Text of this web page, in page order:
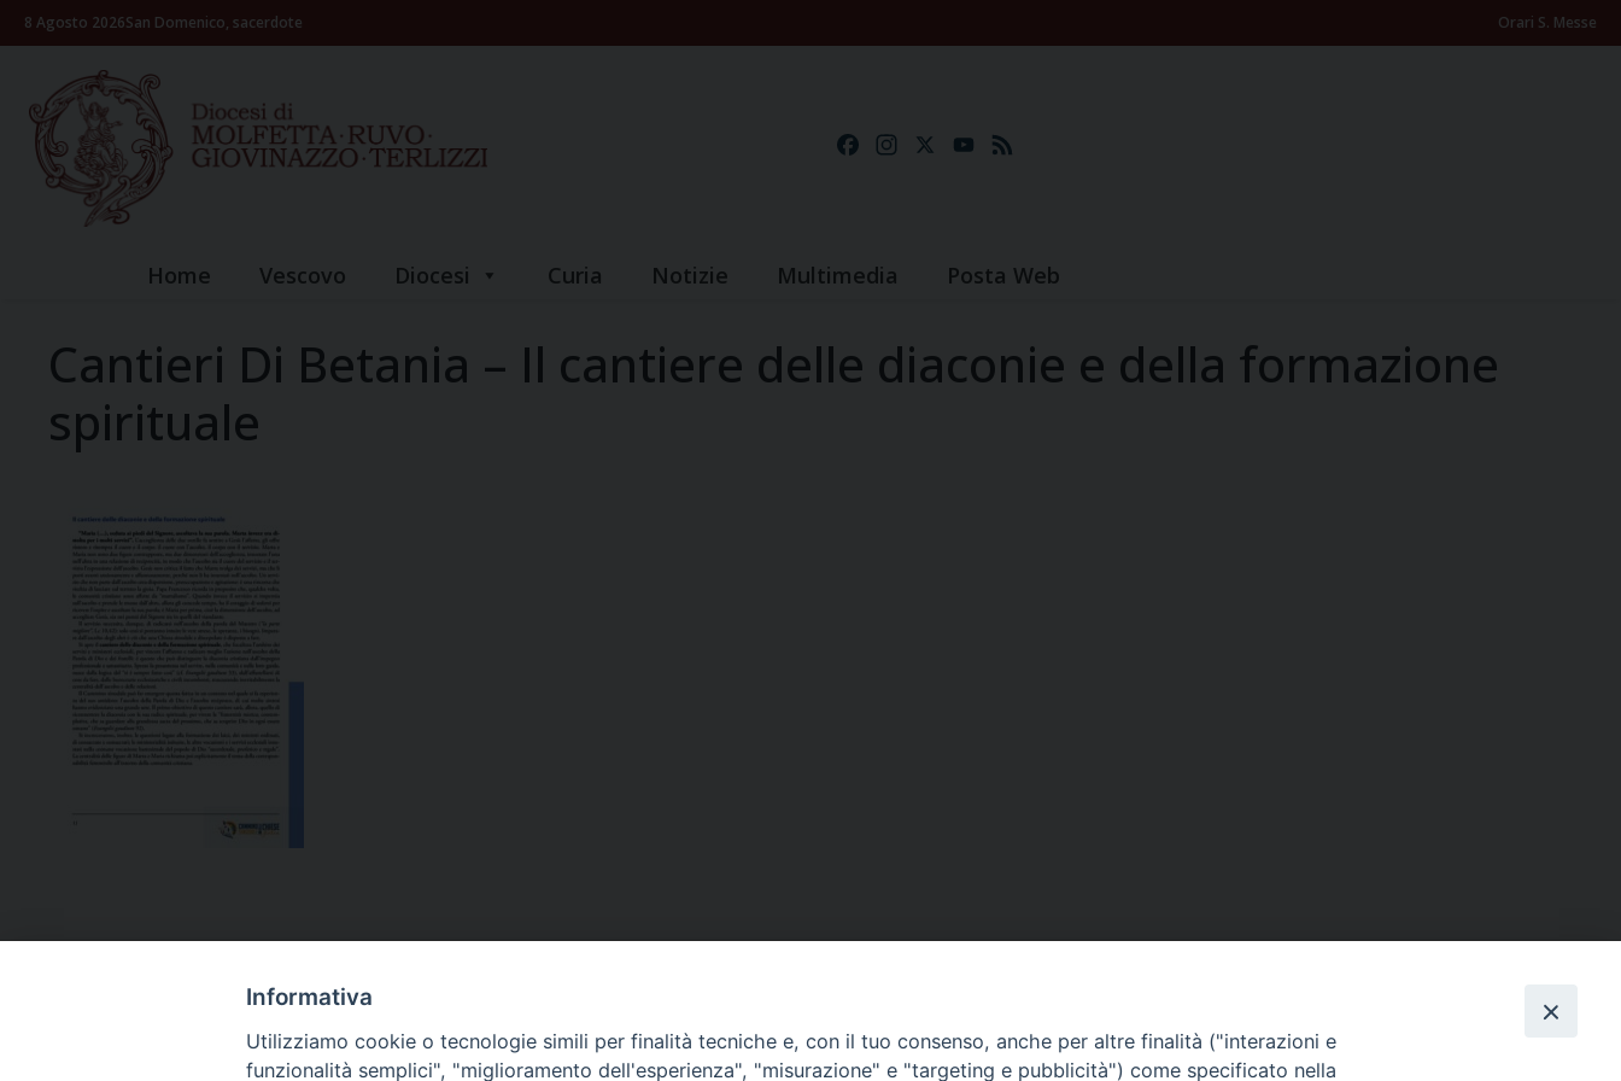
Skip8 Agosto 2026San Domenico, sacerdote Orari S. Messe
FacebookInstagramYouTube
Home Vescovo Diocesi Curia Notizie Multimedia Posta Web
Cantieri Di Betania – Il cantiere delle diaconie e della formazione
spirituale
Informativa
Utilizziamo cookie o tecnologie simili per finalità tecniche e, con il tuo consenso, anche per altre finalità ("interazioni e
funzionalità semplici", "miglioramento dell'esperienza", "misurazione" e "targeting e pubblicità") come specificato nella